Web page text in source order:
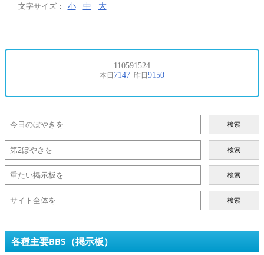
文字サイズ： 小 中 大
検索
検索
検索
検索
各種主要BBS（掲示板）